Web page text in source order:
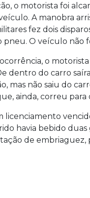
o motorista foi
A manobra
fez dois
pneu. O veículo não
o
dentro do carro
mas não saiu do
ainda, correu para
licenciamento
havia bebido duas
de embriaguez,